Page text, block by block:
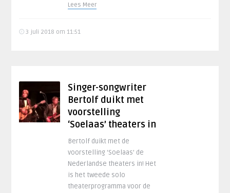
Lees Meer
3 juli 2018 om 11:51
Singer-songwriter
Bertolf duikt met
voorstelling
‘Soelaas’ theaters in
Bertolf duikt met de
voorstelling ‘Soelaas’ de
Nederlandse theaters in! Het
is het tweede solo
theaterprogramma voor de